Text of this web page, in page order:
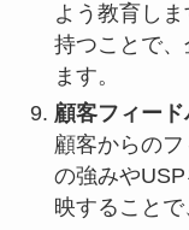
よう教育し
持つことで
ます。
顧客フィー
顧客からの
の強みや
映することで